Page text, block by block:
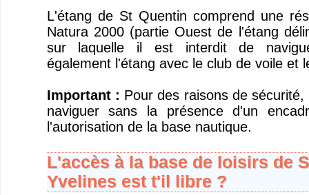
L'étang de St Quentin comprend une
Natura 2000 (partie Ouest de l'étang
sur laquelle il est interdit de
également l'étang avec le club de voile et
Important : Pour des raisons de
naviguer sans la présence d'un
l'autorisation de la base nautique.
L'accès à la base de loisirs de
Yvelines est t'il libre ?